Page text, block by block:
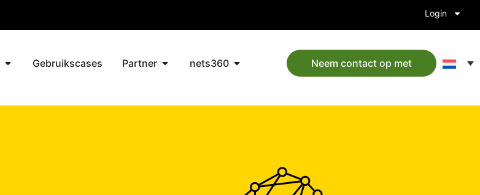
Login
Gebruikscases Partner nets360 Neem contact op met